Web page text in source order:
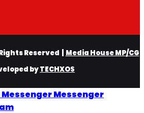
Reserved | Media House MP/CG
byTECHXOS
MessengerMessenger